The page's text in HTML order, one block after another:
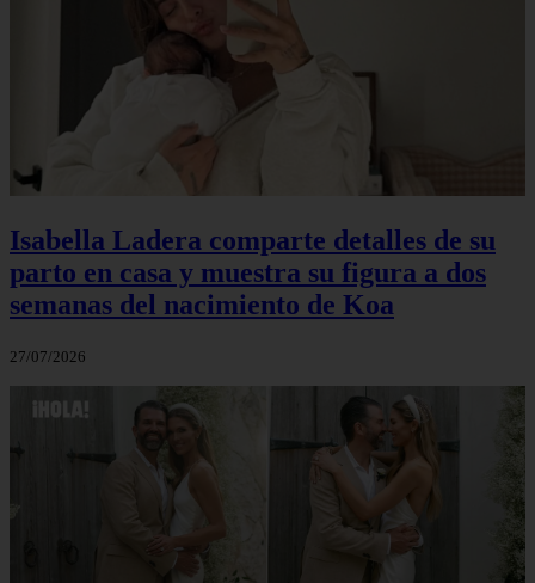
Isabella Ladera comparte detalles de su
parto en casa y muestra su figura a dos
semanas del nacimiento de Koa
27/07/2026